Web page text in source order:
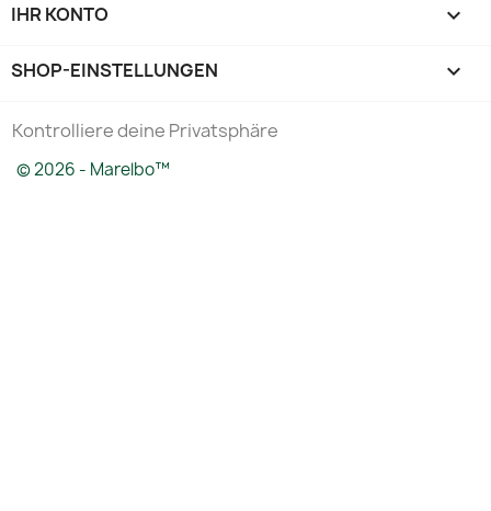
IHR KONTO 
SHOP-EINSTELLUNGEN keyboard_arrow_down
Kontrolliere deine Privatsphäre
© 2026 - Marelbo™